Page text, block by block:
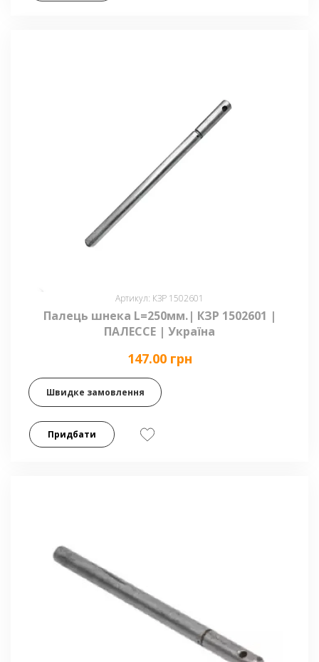
Артикул: КЗР 1502601
Палець шнека L=250мм.| КЗР 1502601 |
ПАЛЕССЕ | Україна
147.00 грн
Швидке замовлення
Придбати